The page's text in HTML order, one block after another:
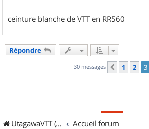
ceinture blanche de VTT en RR560
Répondre
30 messages Précédent
1 2 3
UtagawaVTT (Randos VTT et VTTAE avec traces GPS) Accueil forum